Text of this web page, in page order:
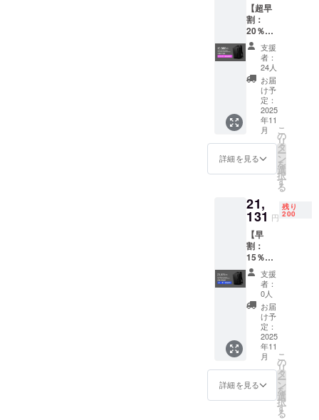
【超早
割：
20％OF
F！】
リュッ
ク(ポー
チ5点
セット
24,860
円から
20%OF
F
リュッ
ク(ポー
チ5点
付)×1個
※先着50
名 ※出
荷時
期：
2025年
11月末
頃 ※消
費税、
送料込
支援
者：
24人
お届
け予
定：
2025
年11
月
詳細を見る
こ
の
リ
タ
ー
ン
を
選
択
す
る
21,
131 円
残り
200
【早
割：
15％OF
F！】
リュッ
ク(ポー
チ5点
セット
24,860
円から
15%OF
F
リュッ
ク(ポー
チ5点
支援
者：
0人
お届
け予
定：
2025
年11
月
詳細を見る
こ
の
リ
タ
ー
ン
を
選
択
す
る